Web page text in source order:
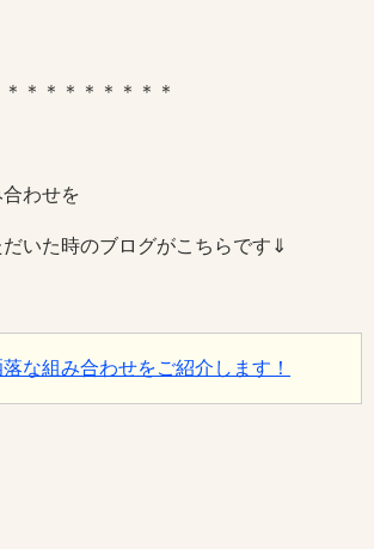
＊＊＊＊＊＊＊＊
わせを
いた時のブログがこちらです⇓
な組み合わせをご紹介します！